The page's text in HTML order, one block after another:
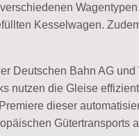
Kesselwagen.
Deutschen Bahn AG
nutzen die Gleise
dieser
Gütertransports